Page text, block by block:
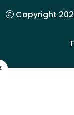
Copyright